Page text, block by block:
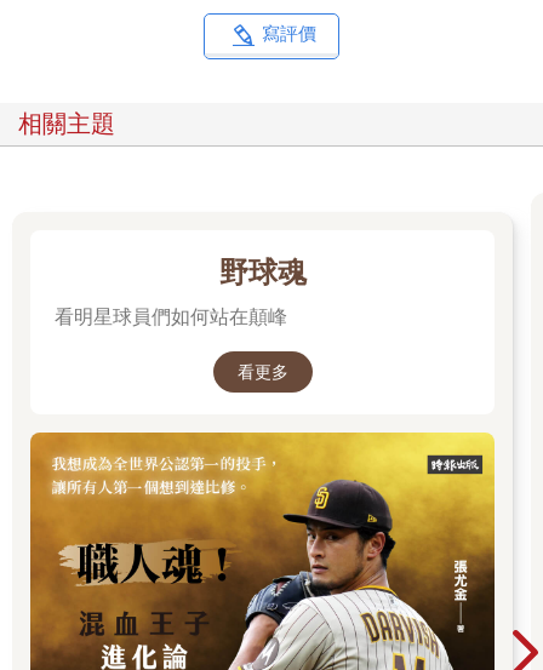
寫評價
相關主題
野球魂
看明星球員們如何站在顛峰
看更多